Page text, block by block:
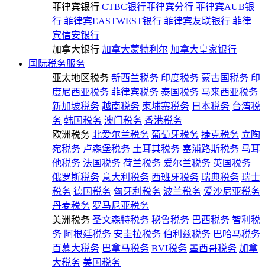
菲律宾银行 CTBC银行菲律宾分行 菲律宾AUB银
行 菲律宾EASTWEST银行 菲律宾友联银行 菲律
宾信安银行
加拿大银行 加拿大蒙特利尔 加拿大皇家银行
国际税务服务
亚太地区税务 新西兰税务 印度税务 蒙古国税务 印
度尼西亚税务 菲律宾税务 泰国税务 马来西亚税务
新加坡税务 越南税务 柬埔寨税务 日本税务 台湾税
务 韩国税务 澳门税务 香港税务
欧洲税务 北爱尔兰税务 葡萄牙税务 捷克税务 立陶
宛税务 卢森堡税务 土耳其税务 塞浦路斯税务 马耳
他税务 法国税务 荷兰税务 爱尔兰税务 英国税务
俄罗斯税务 意大利税务 西班牙税务 瑞典税务 瑞士
税务 德国税务 匈牙利税务 波兰税务 爱沙尼亚税务
丹麦税务 罗马尼亚税务
美洲税务 圣文森特税务 秘鲁税务 巴西税务 智利税
务 阿根廷税务 安圭拉税务 伯利兹税务 巴哈马税务
百慕大税务 巴拿马税务 BVI税务 墨西哥税务 加拿
大税务 美国税务